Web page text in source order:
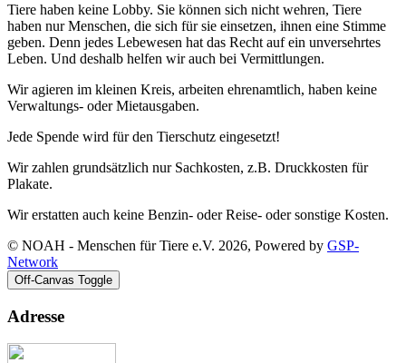
Tiere haben keine Lobby. Sie können sich nicht wehren, Tiere
haben nur Menschen, die sich für sie einsetzen, ihnen eine Stimme
geben. Denn jedes Lebewesen hat das Recht auf ein unversehrtes
Leben. Und deshalb helfen wir auch bei Vermittlungen.
Wir agieren im kleinen Kreis, arbeiten ehrenamtlich, haben keine
Verwaltungs- oder Mietausgaben.
Jede Spende wird für den Tierschutz eingesetzt!
Wir zahlen grundsätzlich nur Sachkosten, z.B. Druckkosten für
Plakate.
Wir erstatten auch keine Benzin- oder Reise- oder sonstige Kosten.
© NOAH - Menschen für Tiere e.V. 2026, Powered by GSP-
Network
Off-Canvas Toggle
Adresse